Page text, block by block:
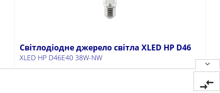
Світлодіодне джерело світла XLED HP D46
XLED HP D46E40 38W-NW